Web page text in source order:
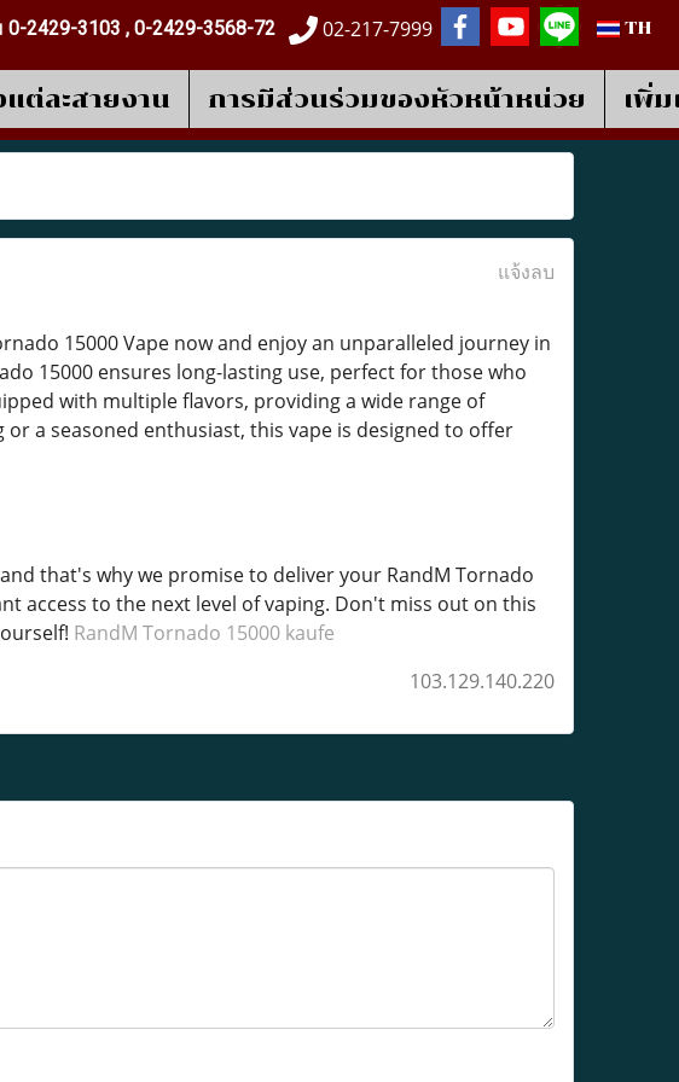
2429-3103 , 0-2429-3568-72 02-217-7999 TH
ต่ละสายงาน การมีส่วนร่วมของหัวหน้าหน่วย เพิ่
แจ้งลบ
15000 Vape now and enjoy an unparalleled journey in
15000 ensures long-lasting use, perfect for those who
with multiple flavors, providing a wide range of
a seasoned enthusiast, this vape is designed to offer
that's why we promise to deliver your RandM Tornado
access to the next level of vaping. Don't miss out on this
RandM Tornado 15000 kaufe
103.129.140.220